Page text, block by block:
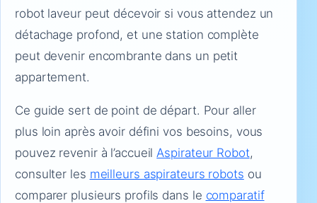
robot laveur peut décevoir si vous attendez un
détachage profond, et une station complète
peut devenir encombrante dans un petit
appartement.
Ce guide sert de point de départ. Pour aller
plus loin après avoir défini vos besoins, vous
pouvez revenir à l’accueilAspirateur Robot,
consulter les meilleurs aspirateurs robots ou
comparer plusieurs profils dans le comparatif